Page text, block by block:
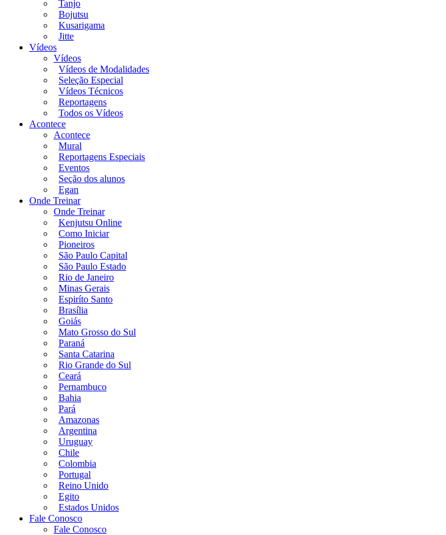
Tanjo
Bojutsu
Kusarigama
Jitte
Vídeos
Vídeos
Vídeos de Modalidades
Seleção Especial
Vídeos Técnicos
Reportagens
Todos os Vídeos
Acontece
Acontece
Mural
Reportagens Especiais
Eventos
Seção dos alunos
Egan
Onde Treinar
Onde Treinar
Kenjutsu Online
Como Iniciar
Pioneiros
São Paulo Capital
São Paulo Estado
Rio de Janeiro
Minas Gerais
Espiríto Santo
Brasília
Goiás
Mato Grosso do Sul
Paraná
Santa Catarina
Rio Grande do Sul
Ceará
Pernambuco
Bahia
Pará
Amazonas
Argentina
Uruguay
Chile
Colombia
Portugal
Reino Unido
Egito
Estados Unidos
Fale Conosco
Fale Conosco